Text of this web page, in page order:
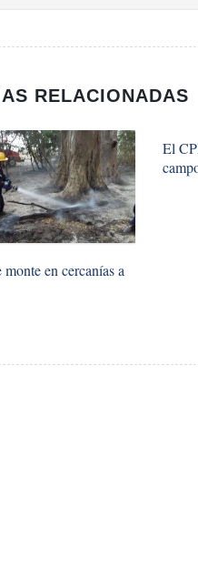
RELACIONADAS
en cercanías a
El